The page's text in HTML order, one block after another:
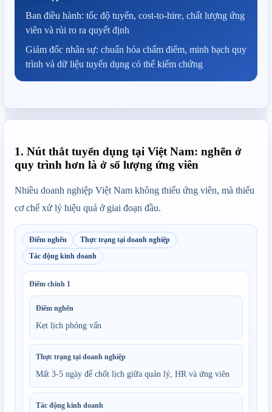
Ban điều hành: tốc độ tuyển, cost-to-hire, chất lượng ứng
viên và rủi ro ra quyết định
Giám đốc nhân sự: chuẩn hóa chấm điểm, minh bạch quy
trình và dữ liệu tuyển dụng có thể kiểm chứng
1. Nút thắt tuyển dụng tại Việt Nam: nghẽn ở
quy trình hơn là ở số lượng ứng viên
Nhiều doanh nghiệp Việt Nam không thiếu ứng viên, mà thiếu
cơ chế xử lý hiệu quả ở giai đoạn đầu.
Điểm nghẽn
Thực trạng tại doanh nghiệp
Tác động kinh doanh
Điểm chính 1
Điểm nghẽn
Kẹt lịch phỏng vấn
Thực trạng tại doanh nghiệp
Mất 3-5 ngày để chốt lịch giữa quản lý, HR và ứng viên
Tác động kinh doanh